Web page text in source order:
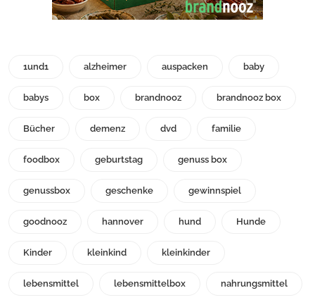
1und1 alzheimer auspacken baby
babys box brandnooz brandnooz box
Bücher demenz dvd familie
foodbox geburtstag genuss box
genussbox geschenke gewinnspiel
goodnooz hannover hund Hunde
Kinder kleinkind kleinkinder
lebensmittel lebensmittelbox nahrungsmittel